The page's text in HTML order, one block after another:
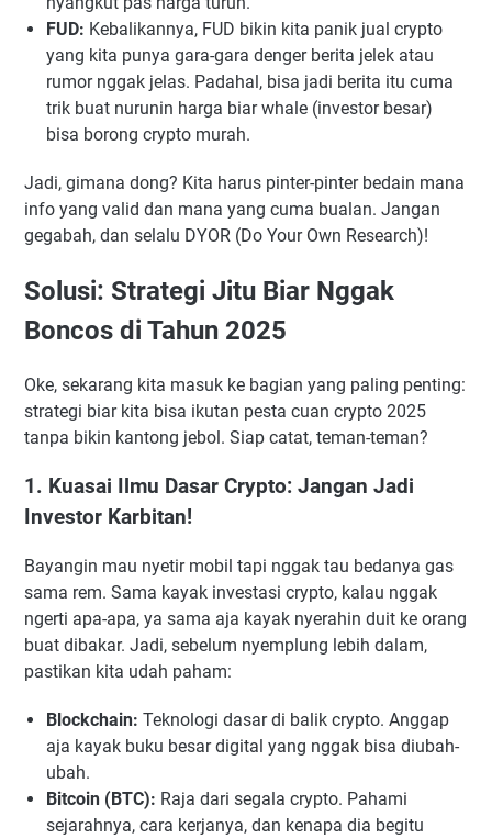
FUD: Kebalikannya, FUD bikin kita panik jual crypto
yang kita punya gara-gara denger berita jelek atau
rumor nggak jelas. Padahal, bisa jadi berita itu cuma
trik buat nurunin harga biar whale (investor besar)
bisa borong crypto murah.
Jadi, gimana dong? Kita harus pinter-pinter bedain mana
info yang valid dan mana yang cuma bualan. Jangan
gegabah, dan selalu DYOR (Do Your Own Research)!
Solusi: Strategi Jitu Biar Nggak
Boncos di Tahun 2025
Oke, sekarang kita masuk ke bagian yang paling penting:
strategi biar kita bisa ikutan pesta cuan crypto 2025
tanpa bikin kantong jebol. Siap catat, teman-teman?
1. Kuasai Ilmu Dasar Crypto: Jangan Jadi
Investor Karbitan!
Bayangin mau nyetir mobil tapi nggak tau bedanya gas
sama rem. Sama kayak investasi crypto, kalau nggak
ngerti apa-apa, ya sama aja kayak nyerahin duit ke orang
buat dibakar. Jadi, sebelum nyemplung lebih dalam,
pastikan kita udah paham:
Blockchain: Teknologi dasar di balik crypto. Anggap
aja kayak buku besar digital yang nggak bisa diubah-
ubah.
Bitcoin (BTC): Raja dari segala crypto. Pahami
sejarahnya, cara kerjanya, dan kenapa dia begitu